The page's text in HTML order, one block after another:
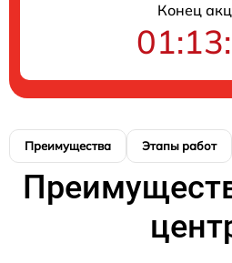
Конец
Преимущества Этапы работ